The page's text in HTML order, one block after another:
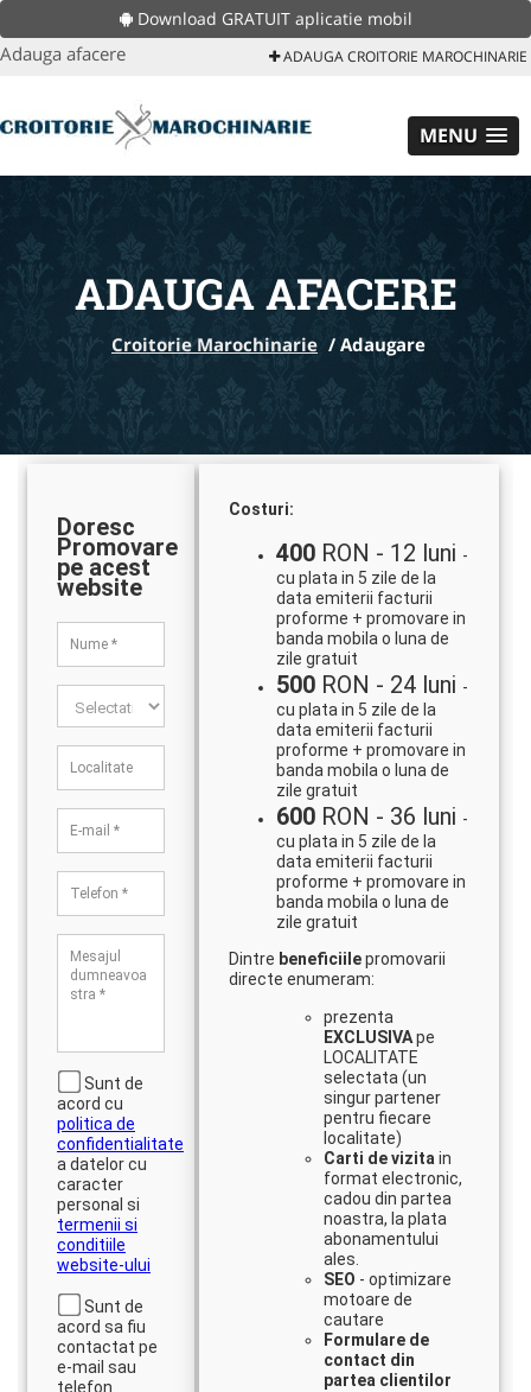
Download GRATUIT aplicatie mobil
Adauga afacere ADAUGA CROITORIE MAROCHINARIE
MENU
ADAUGA AFACERE
Croitorie Marochinarie / Adaugare